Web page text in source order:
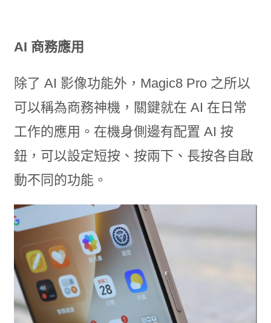
AI 商務應用
除了 AI 影像功能外，Magic8 Pro 之所以
可以稱為商務神機，關鍵就在 AI 在日常
工作的應用。在機身側邊有配置 AI 按
鈕，可以設定短按、按兩下、長按各自啟
動不同的功能。